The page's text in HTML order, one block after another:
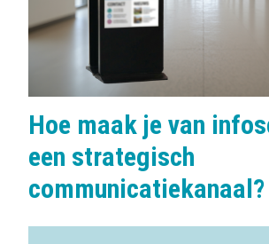
Hoe maak je van
een strategisch
communicatiekanaal?